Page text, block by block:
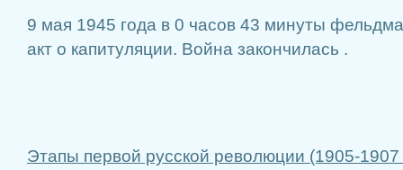
9 мая 1945 года в 0 часов 43 минуты
акт о капитуляции. Война закончилась .
Этапы первой русской революции (1905-1907